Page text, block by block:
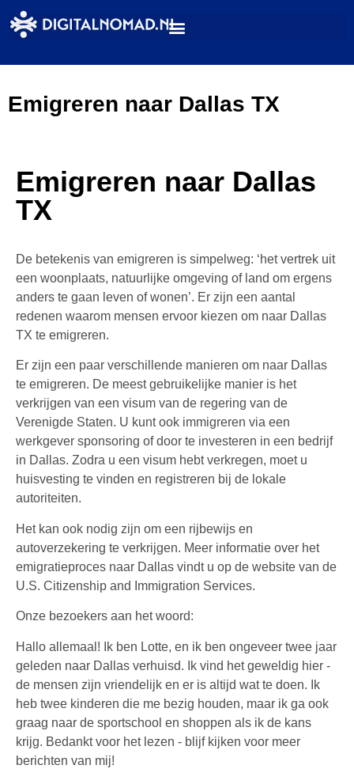
Emigreren naar Dallas TX
Emigreren naar Dallas
TX
De betekenis van emigreren is simpelweg: ‘het vertrek uit
een woonplaats, natuurlijke omgeving of land om ergens
anders te gaan leven of wonen’. Er zijn een aantal
redenen waarom mensen ervoor kiezen om naar Dallas
TX te emigreren.
Er zijn een paar verschillende manieren om naar Dallas
te emigreren. De meest gebruikelijke manier is het
verkrijgen van een visum van de regering van de
Verenigde Staten. U kunt ook immigreren via een
werkgever sponsoring of door te investeren in een bedrijf
in Dallas. Zodra u een visum hebt verkregen, moet u
huisvesting te vinden en registreren bij de lokale
autoriteiten.
Het kan ook nodig zijn om een rijbewijs en
autoverzekering te verkrijgen. Meer informatie over het
emigratieproces naar Dallas vindt u op de website van de
U.S. Citizenship and Immigration Services.
Onze bezoekers aan het woord:
Hallo allemaal! Ik ben Lotte, en ik ben ongeveer twee jaar
geleden naar Dallas verhuisd. Ik vind het geweldig hier -
de mensen zijn vriendelijk en er is altijd wat te doen. Ik
heb twee kinderen die me bezig houden, maar ik ga ook
graag naar de sportschool en shoppen als ik de kans
krijg. Bedankt voor het lezen - blijf kijken voor meer
berichten van mij!